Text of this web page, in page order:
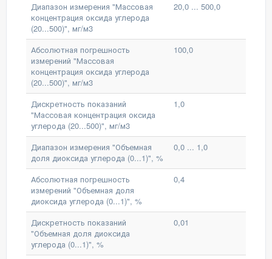
Диапазон измерения "Массовая
концентрация оксида углерода
(20...500)", мг/м3
20,0 ... 500,0
Абсолютная погрешность
измерений "Массовая
концентрация оксида углерода
(20...500)", мг/м3
100,0
Дискретность показаний
"Массовая концентрация оксида
углерода (20...500)", мг/м3
1,0
Диапазон измерения "Объемная
доля диоксида углерода (0...1)", %
0,0 ... 1,0
Абсолютная погрешность
измерений "Объемная доля
диоксида углерода (0...1)", %
0,4
Дискретность показаний
"Объемная доля диоксида
углерода (0...1)", %
0,01